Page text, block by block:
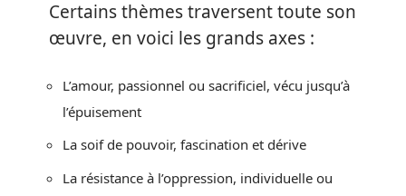
Certains thèmes traversent toute son
œuvre, en voici les grands axes :
L’amour, passionnel ou sacrificiel, vécu jusqu’à
l’épuisement
La soif de pouvoir, fascination et dérive
La résistance à l’oppression, individuelle ou